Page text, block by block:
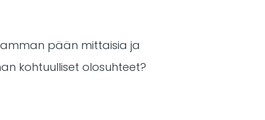
pään mittaisia ja
kohtuulliset olosuhteet?